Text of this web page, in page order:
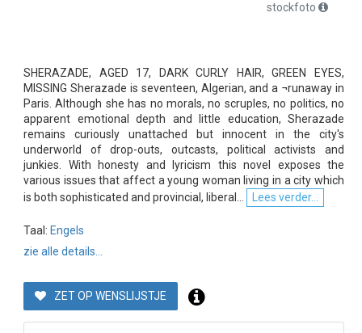
stockfoto
SHERAZADE, AGED 17, DARK CURLY HAIR, GREEN EYES,
MISSING Sherazade is seventeen, Algerian, and a ¬runaway in
Paris. Although she has no morals, no scruples, no politics, no
apparent emotional depth and little education, Sherazade
remains curiously unattached but innocent in the city's
underworld of drop-outs, outcasts, political activists and
junkies. With honesty and lyricism this novel exposes the
various issues that affect a young woman living in a city which
is both sophisticated and provincial, liberal...
Lees verder...
Taal: Engels
zie alle details...
ZET OP WENSLIJSTJE